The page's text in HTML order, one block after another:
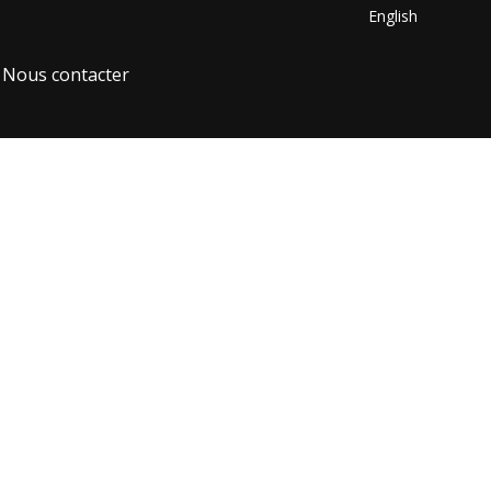
English
Nous contacter